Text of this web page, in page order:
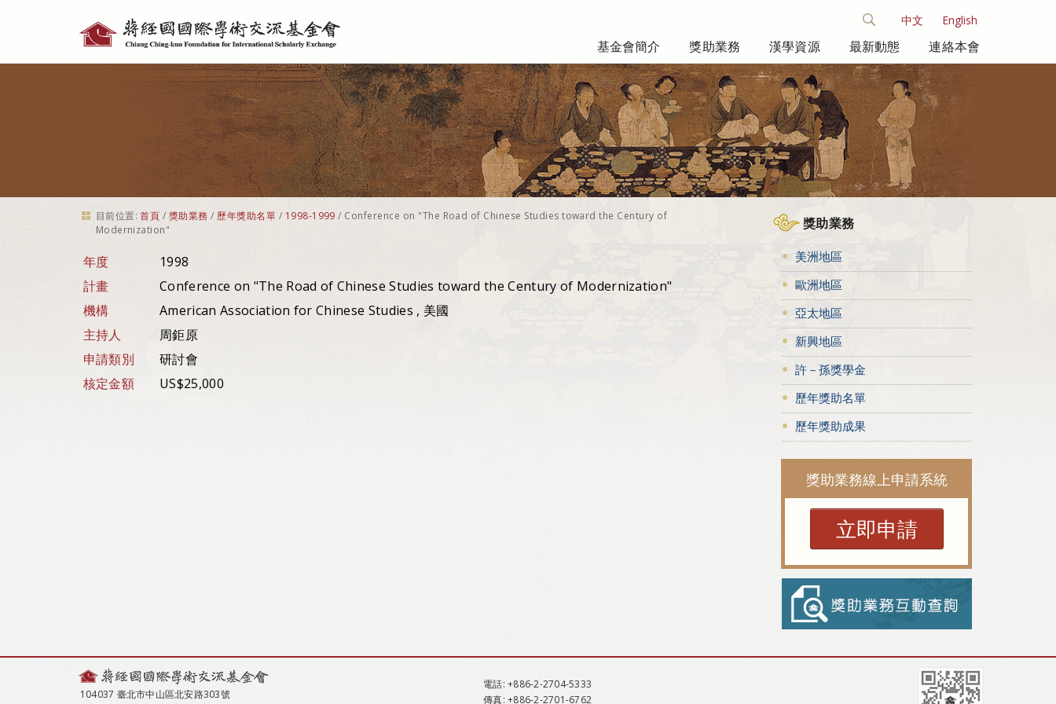
具
中文 English
基金會簡介 獎助業務 漢學資源 最新動態 連絡本會
目前位置: 首頁 / 獎助業務 / 歷年獎助名單 / 1998-1999 / Conference on "The Road of Chinese Studies toward the Century of
Modernization"
年度
1998
計畫
Conference on "The Road of Chinese Studies toward the Century of Modernization"
機構
American Association for Chinese Studies , 美國
主持人
周鉅原
申請類別
研討會
核定金額
US$25,000
獎助業務
美洲地區
歐洲地區
亞太地區
新興地區
許－孫獎學金
歷年獎助名單
歷年獎助成果
獎助業務線上申請系統
立即申請
104037 臺北市中山區北安路303號
電話: +886-2-2704-5333
傳真: +886-2-2701-6762